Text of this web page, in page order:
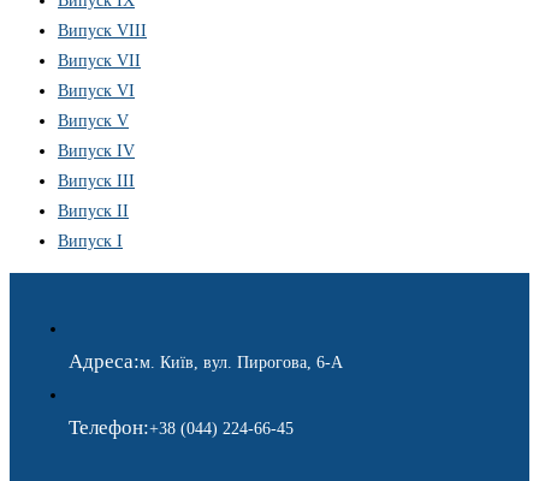
Випуск VIII
Випуск VII
Випуск VI
Випуск V
Випуск IV
Випуск III
Випуск II
Випуск I
Адреса:м. Київ, вул. Пирогова, 6-А
Телефон:+38 (044) 224-66-45